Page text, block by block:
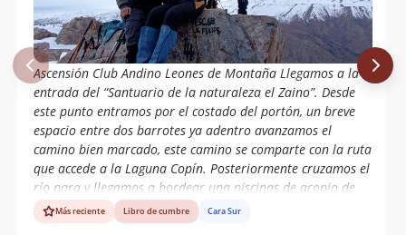
29/05/11
Francisco Acevedo,jano Donoso, Club
De Montaña Municipal De Santa Maria.
Francisco Medina,felipe Terrazas Y
Pedro Campos Del Club De Montaña Los
Andes.
16/01/08
Jaime Guzmán
17/02/07 Francisco Colomer - Solange Courtin
23/01/90 Cristhian Vilches S.
Ascensión Club Andino Leones de Montaña Llegamos a la
entrada del “Santuario de la naturaleza el Zaino”. Desde
este punto entramos por el costado del portón, un breve
espacio entre dos barrotes ya adentro avanzamos el
camino bien marcado, este camino se comparte con la ruta
que accede a la Laguna Copín. Posteriormente cruzamos el
río para y llegamos a bordear una piscinas de acopio de
agua. Caminamos hacia el oeste hasta llegar al filo del
cordón montañoso, siempre siguiendo la huella de arriero
Más reciente Libro de cumbre Cara Sur